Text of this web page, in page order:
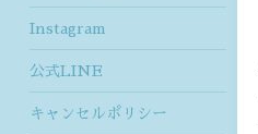
Instagram
公式LINE
キャンセルポリシー